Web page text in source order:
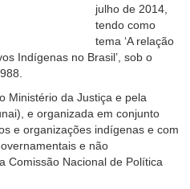
julho de 2014,
tendo como
tema ‘A relação
Indígenas no Brasil’, sob o
Ministério da Justiça e pela
e organizada em conjunto
e organizações indígenas e com
e não
Comissão Nacional de Política